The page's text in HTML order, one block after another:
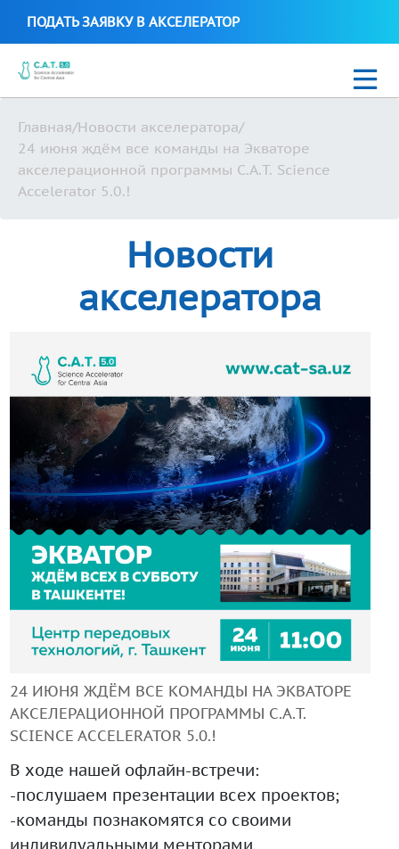
ПОДАТЬ ЗАЯВКУ В АКСЕЛЕРАТОР
Новости
C.A.T. Science Biotech 2021
Uzbek
+99897 700 16 38
+99890 319 23 51
Инструмент диагностики ИС ВОИС
Главная/Новости акселератора/
24 июня ждём все команды на Экваторе
акселерационной программы C.A.T. Science
Accelerator 5.0.!
Новости
акселератора
24 ИЮНЯ ЖДЁМ ВСЕ КОМАНДЫ НА ЭКВАТОРЕ
АКСЕЛЕРАЦИОННОЙ ПРОГРАММЫ C.A.T.
SCIENCE ACCELERATOR 5.0.!
В ходе нашей офлайн-встречи:
-послушаем презентации всех проектов;
-команды познакомятся со своими
индивидуальными менторами.